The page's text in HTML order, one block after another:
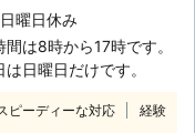
ラを試してみるのも良
れは見た目が本物そっ
のですが、電子回路が
ないので撮影することは
もちろん記録もできませ
るかのようにみせかけ
日曜日休み
間は8時から17時です。
は日曜日だけです。
ピーディーな対応
経験